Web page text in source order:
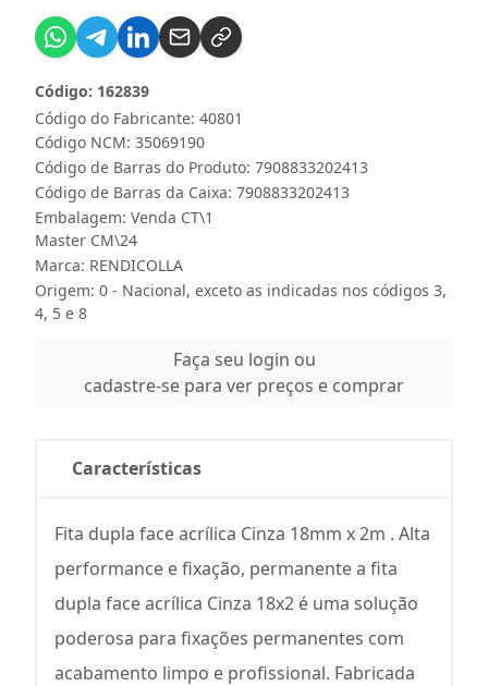
Código do Fabricante: 40801
Código: 162839
Código NCM: 35069190
Código de Barras do Produto: 7908833202413
Código de Barras da Caixa: 7908833202413
Embalagem: Venda CT\1
Master CM\24
Marca: RENDICOLLA
Origem: 0 - Nacional, exceto as indicadas nos códigos 3,
4, 5 e 8
Faça seu login ou
cadastre-se para ver preços e comprar
Características
Fita dupla face acrílica Cinza 18mm x 2m . Alta
performance e fixação, permanente a fita
dupla face acrílica Cinza 18x2 é uma solução
poderosa para fixações permanentes com
acabamento limpo e profissional. Fabricada